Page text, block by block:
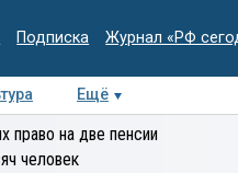
Подписка Журнал «РФ
Ещё
Колумнисты
Деловая
право на две пенсии
человек